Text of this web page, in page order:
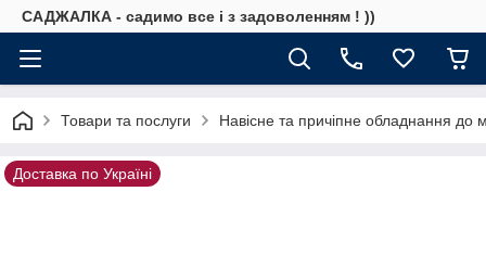
САДЖАЛКА - садимо все і з задоволенням ! ))
Товари та послуги Навісне та причіпне обладнання до
Доставка по Україні